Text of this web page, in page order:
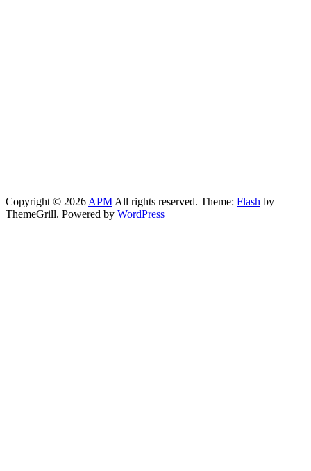
Copyright © 2026 APM All rights reserved. Theme: Flash by
ThemeGrill. Powered by WordPress